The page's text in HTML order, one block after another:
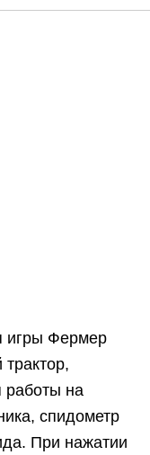
игры Фермер
работы на
спидометр
При нажатии